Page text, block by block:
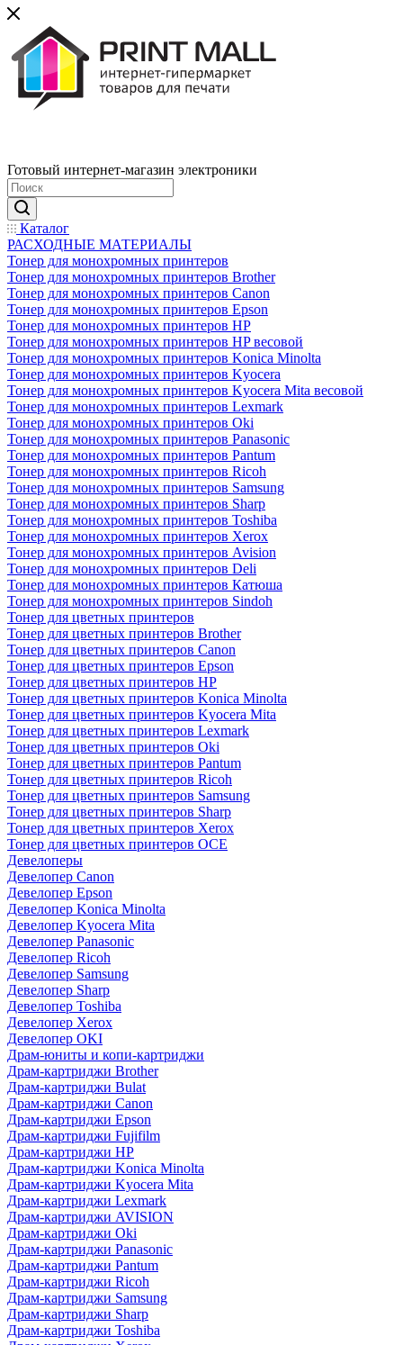
Готовый интернет-магазин электроники
Каталог
РАСХОДНЫЕ МАТЕРИАЛЫ
Тонер для монохромных принтеров
Тонер для монохромных принтеров Brother
Тонер для монохромных принтеров Canon
Тонер для монохромных принтеров Epson
Тонер для монохромных принтеров HP
Тонер для монохромных принтеров HP весовой
Тонер для монохромных принтеров Konica Minolta
Тонер для монохромных принтеров Kyocera
Тонер для монохромных принтеров Kyocera Mita весовой
Тонер для монохромных принтеров Lexmark
Тонер для монохромных принтеров Oki
Тонер для монохромных принтеров Panasonic
Тонер для монохромных принтеров Pantum
Тонер для монохромных принтеров Ricoh
Тонер для монохромных принтеров Samsung
Тонер для монохромных принтеров Sharp
Тонер для монохромных принтеров Toshiba
Тонер для монохромных принтеров Xerox
Тонер для монохромных принтеров Avision
Тонер для монохромных принтеров Deli
Тонер для монохромных принтеров Катюша
Тонер для монохромных принтеров Sindoh
Тонер для цветных принтеров
Тонер для цветных принтеров Brother
Тонер для цветных принтеров Canon
Тонер для цветных принтеров Epson
Тонер для цветных принтеров HP
Тонер для цветных принтеров Konica Minolta
Тонер для цветных принтеров Kyocera Mita
Тонер для цветных принтеров Lexmark
Тонер для цветных принтеров Oki
Тонер для цветных принтеров Pantum
Тонер для цветных принтеров Ricoh
Тонер для цветных принтеров Samsung
Тонер для цветных принтеров Sharp
Тонер для цветных принтеров Xerox
Тонер для цветных принтеров OCE
Девелоперы
Девелопер Canon
Девелопер Epson
Девелопер Konica Minolta
Девелопер Kyocera Mita
Девелопер Panasonic
Девелопер Ricoh
Девелопер Samsung
Девелопер Sharp
Девелопер Toshiba
Девелопер Xerox
Девелопер OKI
Драм-юниты и копи-картриджи
Драм-картриджи Brother
Драм-картриджи Bulat
Драм-картриджи Canon
Драм-картриджи Epson
Драм-картриджи Fujifilm
Драм-картриджи HP
Драм-картриджи Konica Minolta
Драм-картриджи Kyocera Mita
Драм-картриджи Lexmark
Драм-картриджи AVISION
Драм-картриджи Oki
Драм-картриджи Panasonic
Драм-картриджи Pantum
Драм-картриджи Ricoh
Драм-картриджи Samsung
Драм-картриджи Sharp
Драм-картриджи Toshiba